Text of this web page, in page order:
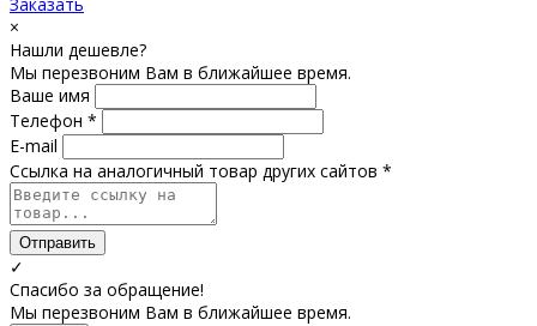
Заказать
×
Нашли дешевле?
Мы перезвоним Вам в ближайшее время.
Ваше имя
Телефон *
E-mail
Ссылка на аналогичный товар других сайтов *
Отправить
✓
Спасибо за обращение!
Мы перезвоним Вам в ближайшее время.